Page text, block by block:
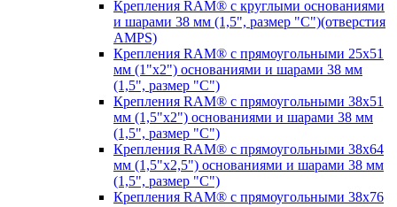
Крепления RAM® с круглыми основаниями
и шарами 38 мм (1,5", размер "C")(отверстия
AMPS)
Крепления RAM® с прямоугольными 25х51
мм (1"х2") основаниями и шарами 38 мм
(1,5", размер "C")
Крепления RAM® с прямоугольными 38х51
мм (1,5"х2") основаниями и шарами 38 мм
(1,5", размер "C")
Крепления RAM® с прямоугольными 38х64
мм (1,5"х2,5") основаниями и шарами 38 мм
(1,5", размер "C")
Крепления RAM® с прямоугольными 38х76